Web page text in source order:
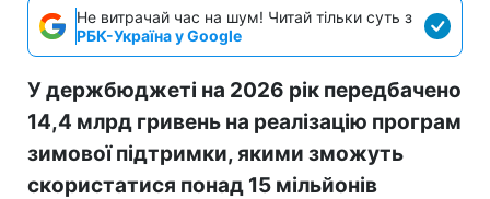
Не витрачай час на шум! Читай тільки суть з
РБК-Україна у Google
У держбюджеті на 2026 рік передбачено
14,4 млрд гривень на реалізацію програм
зимової підтримки, якими зможуть
скористатися понад 15 мільйонів